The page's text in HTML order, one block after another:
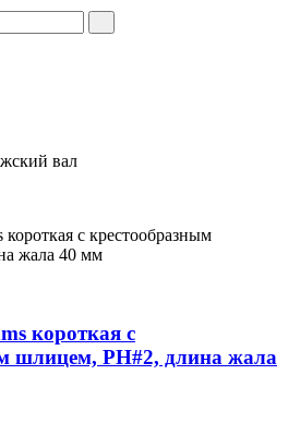
вал
короткая с
шлицем, PH#2, длина жала